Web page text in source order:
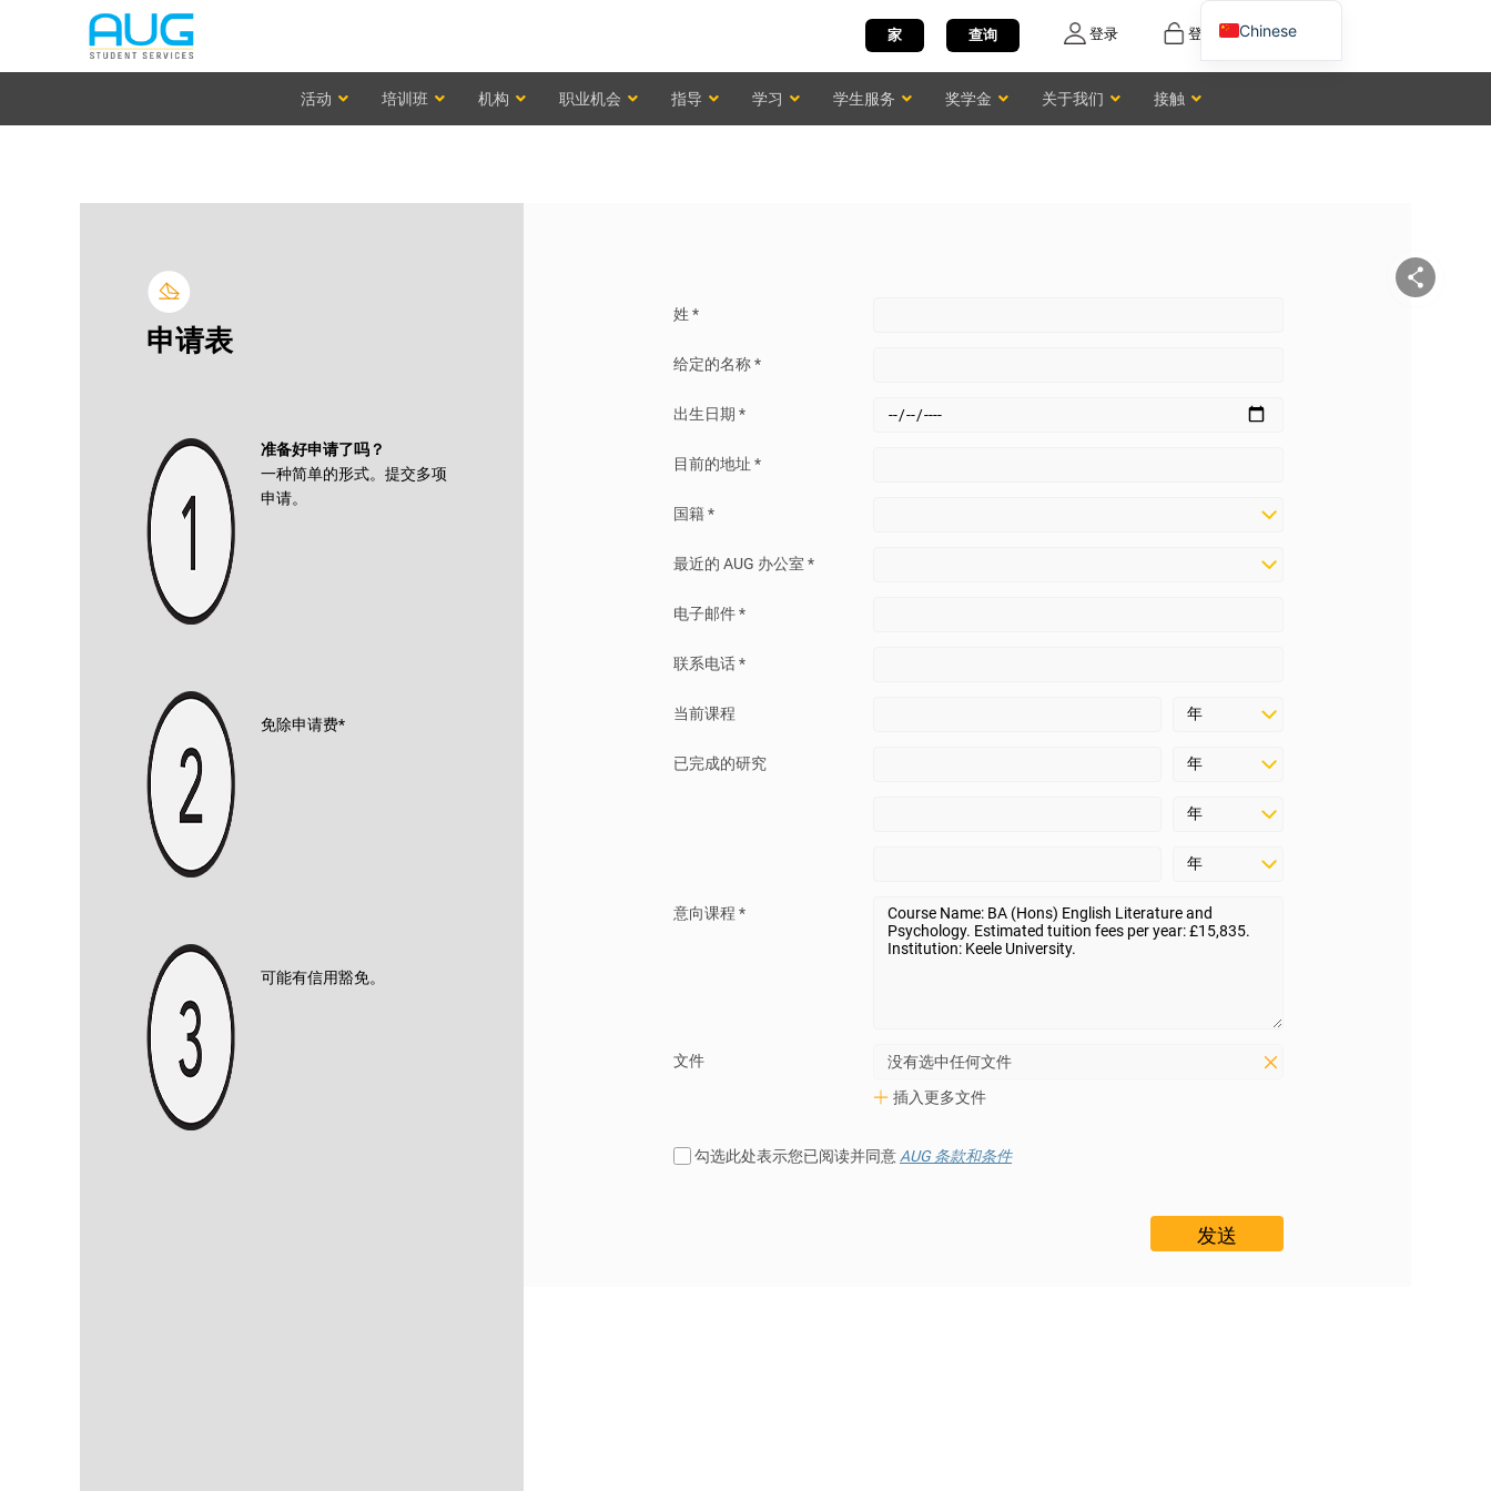
登记
登录
查询
家
活动 培训班 机构 职业机会 指导 学习 学生服务 奖学金 关于我们 接触
申请表
准备好申请了吗？
一种简单的形式。提交多项
申请。
免除申请费*
可能有信用豁免。
姓 *
给定的名称 *
出生日期 *
目前的地址 *
国籍 *
最近的 AUG 办公室 *
电子邮件 *
联系电话 *
当前课程
已完成的研究
意向课程 *
文件
没有选中任何文件
插入更多文件
勾选此处表示您已阅读并同意 AUG 条款和条件
Chinese